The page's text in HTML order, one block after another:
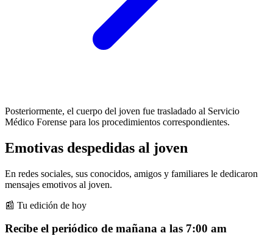
Posteriormente, el cuerpo del joven fue trasladado al Servicio
Médico Forense para los procedimientos correspondientes.
Emotivas despedidas al joven
En redes sociales, sus conocidos, amigos y familiares le dedicaron
mensajes emotivos al joven.
📰 Tu edición de hoy
Recibe el periódico de mañana a las 7:00 am